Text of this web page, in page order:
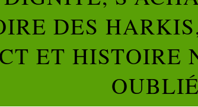
DES
ET HISTOIRE